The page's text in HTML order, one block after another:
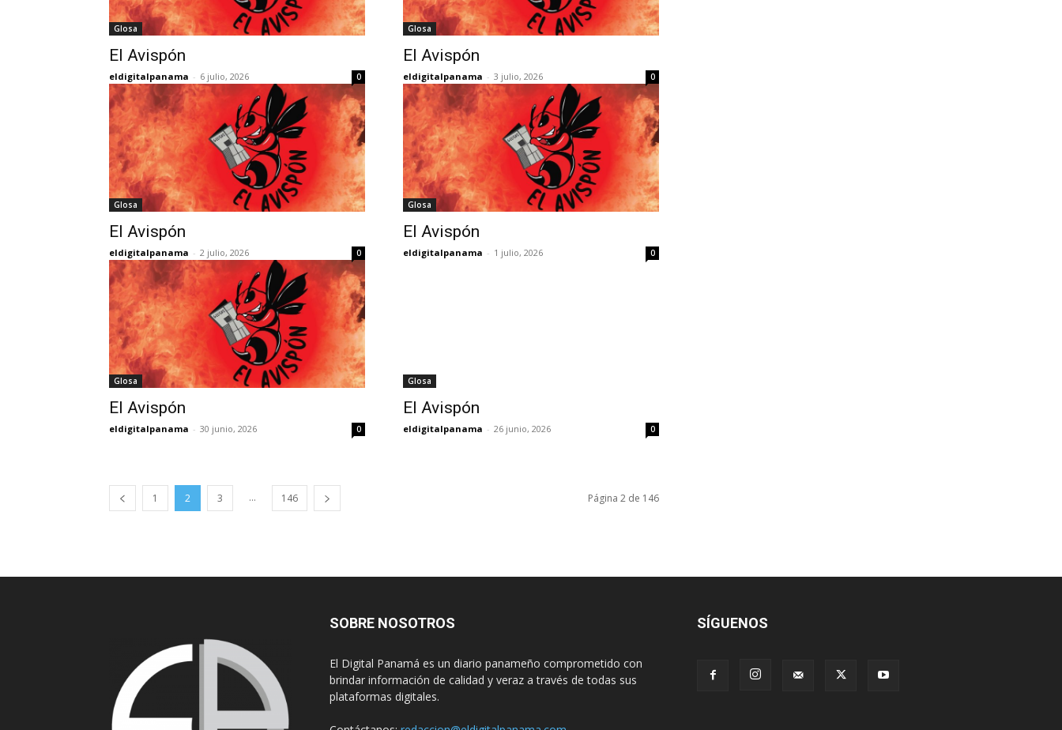
Glosa
El Avispón
eldigitalpanama - 6 julio, 2026 0
Glosa
El Avispón
eldigitalpanama - 3 julio, 2026 0
Glosa
El Avispón
eldigitalpanama - 2 julio, 2026 0
Glosa
El Avispón
eldigitalpanama - 1 julio, 2026 0
Glosa
El Avispón
eldigitalpanama - 30 junio, 2026 0
Glosa
El Avispón
eldigitalpanama - 26 junio, 2026 0
1 2 3 ... 146 Página 2 de 146
SOBRE NOSOTROS
El Digital Panamá es un diario panameño comprometido con
brindar información de calidad y veraz a través de todas sus
plataformas digitales.
SÍGUENOS